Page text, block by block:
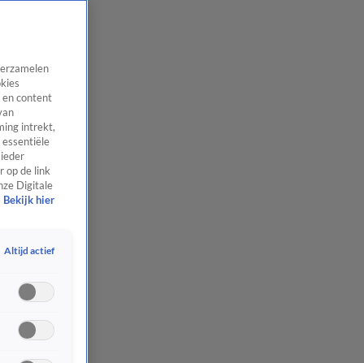
en content
intrekt,
op de link
Digitale
Bekijk hier
Altijd actief